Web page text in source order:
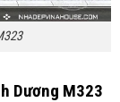
Dương M323